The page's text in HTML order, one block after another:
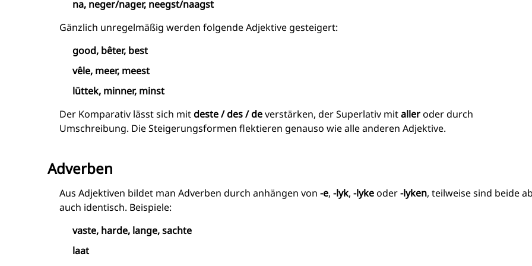
na, neger/nager, neegst/naagst
Gänzlich unregelmäßig werden folgende Adjektive gesteigert:
good, bêter, best
vêle, meer, meest
lüttek, minner, minst
Der Komparativ lässt sich mitdeste / des / deverstärken, der Superlativ mitalleroder durch
Umschreibung. Die Steigerungsformen flektieren genauso wie alle anderen Adjektive.
Adverben
Aus Adjektiven bildet man Adverben durch anhängen von -e, -lyk, -lykeoder-lyken, teilweise sind beide
auch identisch. Beispiele:
vaste, harde, lange, sachte
laat